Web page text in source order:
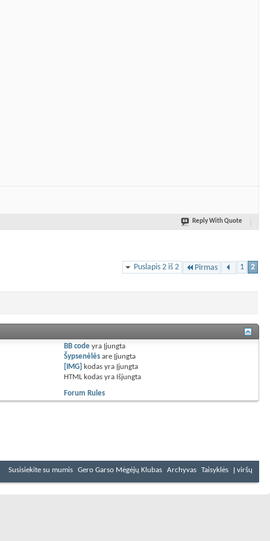
Reply With Quote
Puslapis 2 iš 2 Pirmas 1 2
BB code yra Įjungta
Šypsenėlės are Įjungta
[IMG] kodas yra Įjungta
HTML kodas yra Išjungta
Forum Rules
Susisiekite su mumis Gero Garso Mėgėjų Klubas Archyvas Taisyklės Į viršų